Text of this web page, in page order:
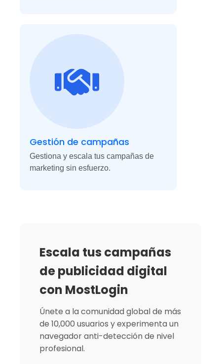
Gestión de campañas
Gestiona y escala tus campañas de
marketing sin esfuerzo.
Escala tus campañas
de publicidad digital
con MostLogin
Únete a la comunidad global de más
de 10,000 usuarios y experimenta un
navegador anti-detección de nivel
profesional.